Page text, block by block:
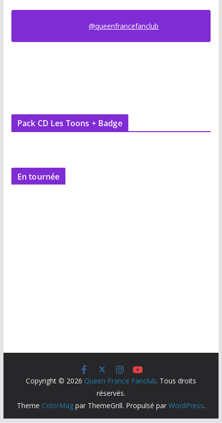
@queenfrancefanclub
Pack CD Les Toons + Badge
En tournée
Copyright © 2026 Queen France Fanclub. Tous droits
réservés.
Theme ColorMagpar ThemeGrill. Propulsé par WordPress.